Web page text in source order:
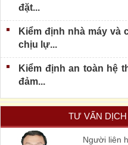
đặt...
Kiểm định nhà máy và
chịu lự...
Kiểm định an toàn hệ
đảm...
TƯ VẤN
Người liên